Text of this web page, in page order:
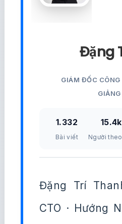
Đặng
GIÁM ĐỐC CÔNG
1.332
Bài viết
15.4k
Người
Đặng Trí
CTO · Hướng